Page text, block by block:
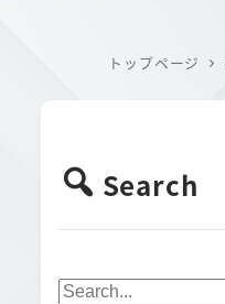
トップページ
Search